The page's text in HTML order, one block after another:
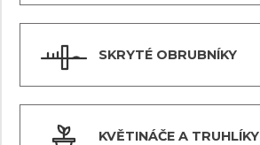
SKRYTÉ OBRUBNÍKY
KVĚTINÁČE A TRUHLÍKY